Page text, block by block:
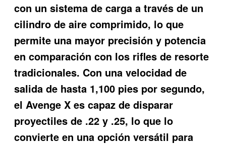
con un sistema de carga a través de un
cilindro de aire comprimido, lo que
permite una mayor precisión y potencia
en comparación con los rifles de resorte
tradicionales. Con una velocidad de
salida de hasta 1,100 pies por segundo,
el Avenge X es capaz de disparar
proyectiles de .22 y .25, lo que lo
convierte en una opción versátil para